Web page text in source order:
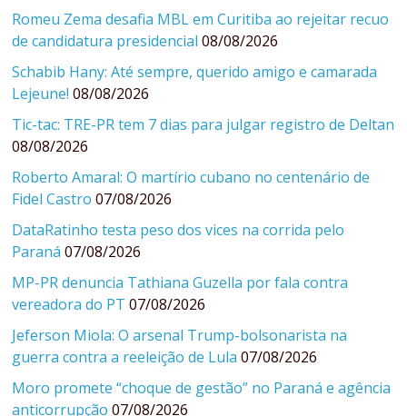
Romeu Zema desafia MBL em Curitiba ao rejeitar recuo
de candidatura presidencial 08/08/2026
Schabib Hany: Até sempre, querido amigo e camarada
Lejeune! 08/08/2026
Tic-tac: TRE-PR tem 7 dias para julgar registro de Deltan
08/08/2026
Roberto Amaral: O martírio cubano no centenário de
Fidel Castro 07/08/2026
DataRatinho testa peso dos vices na corrida pelo
Paraná 07/08/2026
MP-PR denuncia Tathiana Guzella por fala contra
vereadora do PT 07/08/2026
Jeferson Miola: O arsenal Trump-bolsonarista na
guerra contra a reeleição de Lula 07/08/2026
Moro promete “choque de gestão” no Paraná e agência
anticorrupção 07/08/2026